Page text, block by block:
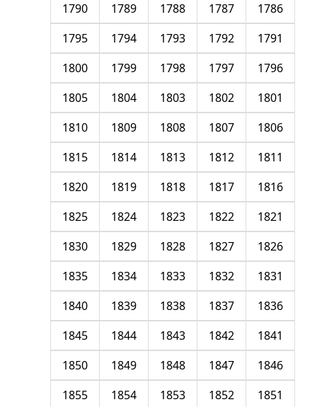
1786
1787
1788
1789
1790
1791
1792
1793
1794
1795
1796
1797
1798
1799
1800
1801
1802
1803
1804
1805
1806
1807
1808
1809
1810
1811
1812
1813
1814
1815
1816
1817
1818
1819
1820
1821
1822
1823
1824
1825
1826
1827
1828
1829
1830
1831
1832
1833
1834
1835
1836
1837
1838
1839
1840
1841
1842
1843
1844
1845
1846
1847
1848
1849
1850
1851
1852
1853
1854
1855